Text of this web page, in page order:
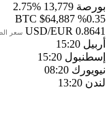
بورصة 13,779
%2.75
BTC $64,887 %0.35
USD/EUR 0.8641 سعر
أربيل 15:20
إسطنبول 15:20
نيويورك 08:20
لندن 13:20